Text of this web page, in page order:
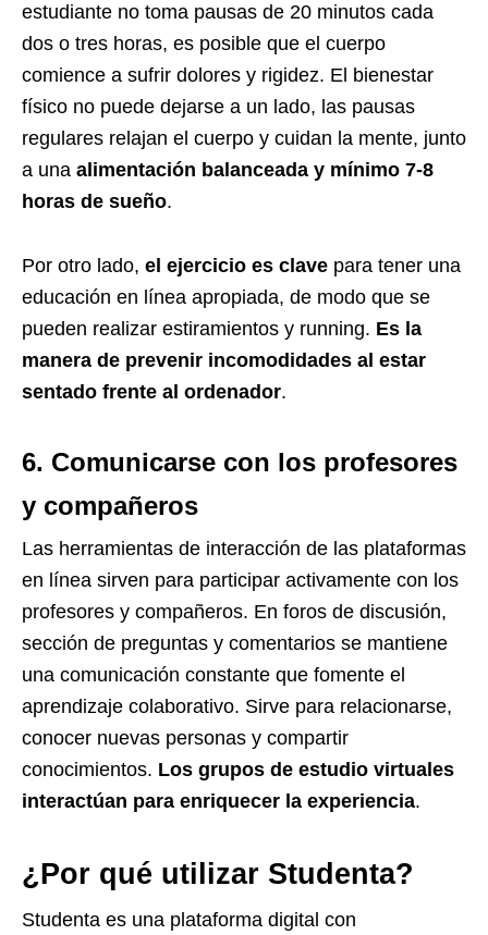
estudiante no toma pausas de 20 minutos cada
dos o tres horas, es posible que el cuerpo
comience a sufrir dolores y rigidez. El bienestar
físico no puede dejarse a un lado, las pausas
regulares relajan el cuerpo y cuidan la mente, junto
a una alimentación balanceada y mínimo 7-8
horas de sueño.
Por otro lado, el ejercicio es clave para tener una
educación en línea apropiada, de modo que se
pueden realizar estiramientos y running. Es la
manera de prevenir incomodidades al estar
sentado frente al ordenador.
6. Comunicarse con los profesores
y compañeros
Las herramientas de interacción de las plataformas
en línea sirven para participar activamente con los
profesores y compañeros. En foros de discusión,
sección de preguntas y comentarios se mantiene
una comunicación constante que fomente el
aprendizaje colaborativo. Sirve para relacionarse,
conocer nuevas personas y compartir
conocimientos. Los grupos de estudio virtuales
interactúan para enriquecer la experiencia.
¿Por qué utilizar Studenta?
Studenta es una plataforma digital con